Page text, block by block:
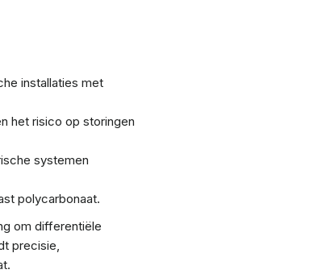
installaties met
het risico op storingen
systemen
polycarbonaat.
om differentiële
precisie,